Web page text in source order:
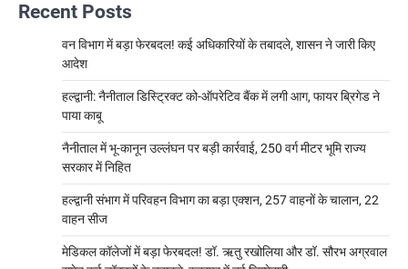
Recent Posts
वन विभाग में बड़ा फेरबदल! कई अधिकारियों के तबादले, शासन ने जारी किए
आदेश
हल्द्वानी: नैनीताल डिस्ट्रिक्ट को-ऑपरेटिव बैंक में लगी आग, फायर ब्रिगेड ने
पाया काबू
नैनीताल में भू-कानून उल्लंघन पर बड़ी कार्रवाई, 250 वर्ग मीटर भूमि राज्य
सरकार में निहित
हल्द्वानी संभाग में परिवहन विभाग का बड़ा एक्शन, 257 वाहनों के चालान, 22
वाहन सीज
मेडिकल कॉलेजों में बड़ा फेरबदल! डॉ. ऋतु रखोलिया और डॉ. सौरभ अग्रवाल